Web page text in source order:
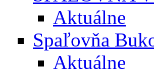
Aktuálne
Spaľovňa
Aktuálne